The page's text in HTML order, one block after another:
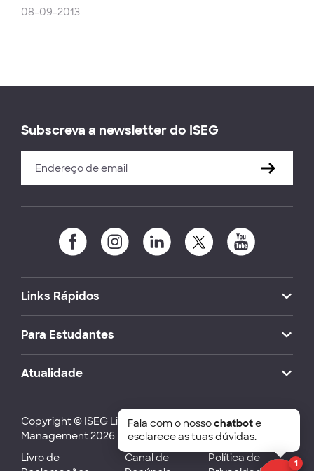
08-09-2013
Subscreva a newsletter do ISEG
Links Rápidos
Para Estudantes
Atualidade
Copyright © ISEG Lisbon School of Economics and
Management 2026
Livro de
Canal de
Política de
1
Fala com o nossochatbote
esclarece as tuas dúvidas.